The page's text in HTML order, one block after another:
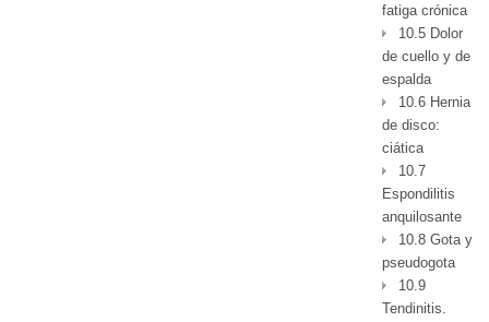
fatiga crónica
10.5 Dolor
de cuello y de
espalda
10.6 Hernia
de disco:
ciática
10.7
Espondilitis
anquilosante
10.8 Gota y
pseudogota
10.9
Tendinitis.